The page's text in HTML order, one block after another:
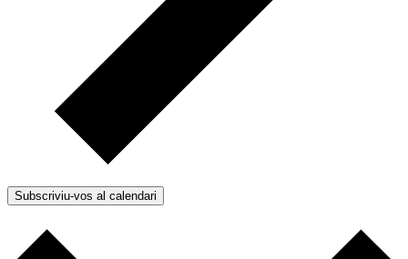
Subscriviu-vos al calendari